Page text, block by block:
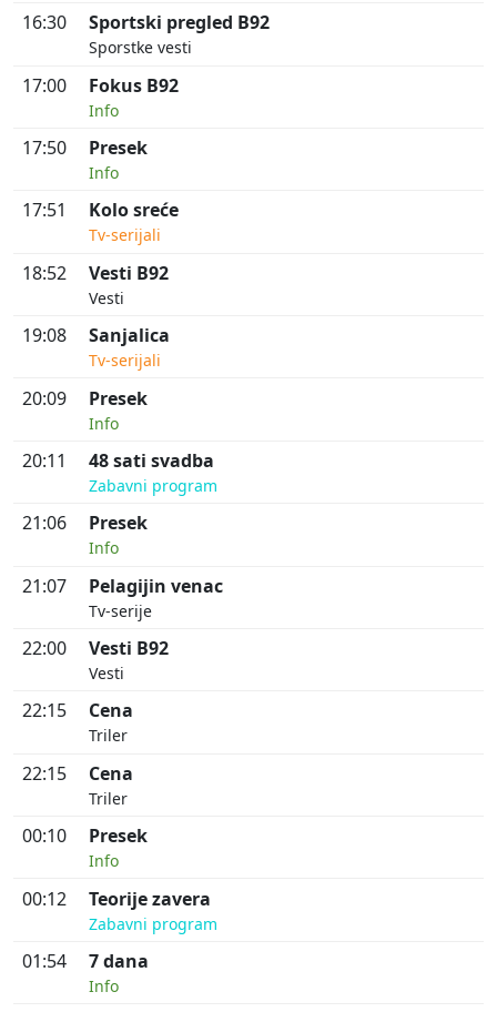
16:30 Sportski pregled B92
Sporstke vesti
17:00 Fokus B92
Info
17:50 Presek
Info
17:51 Kolo sreće
Tv-serijali
18:52 Vesti B92
Vesti
19:08 Sanjalica
Tv-serijali
20:09 Presek
Info
20:11 48 sati svadba
Zabavni program
21:06 Presek
Info
21:07 Pelagijin venac
Tv-serije
22:00 Vesti B92
Vesti
22:15 Cena
Triler
22:15 Cena
Triler
00:10 Presek
Info
00:12 Teorije zavera
Zabavni program
01:54 7 dana
Info